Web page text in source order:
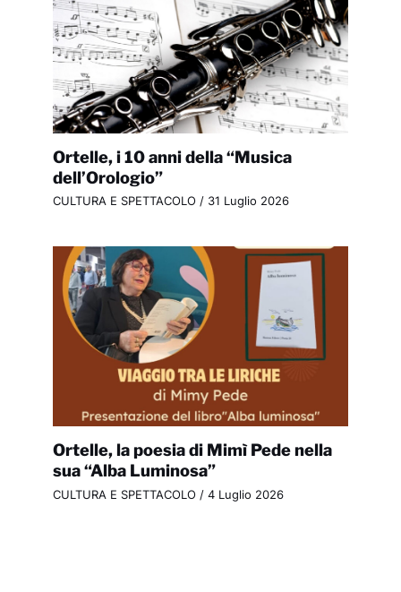
Ortelle, i 10 anni della “Musica
dell’Orologio”
CULTURA E SPETTACOLO / 31 Luglio 2026
Ortelle, la poesia di Mimì Pede nella
sua “Alba Luminosa”
CULTURA E SPETTACOLO / 4 Luglio 2026